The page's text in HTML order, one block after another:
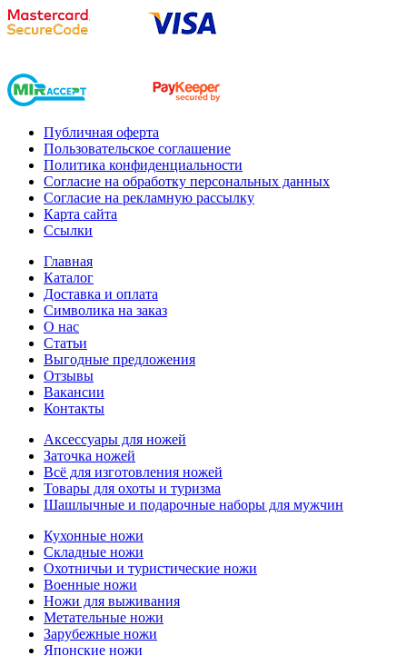
Публичная оферта
Пользовательское соглашение
Политика конфиденциальности
Согласие на обработку персональных данных
Согласие на рекламную рассылку
Карта сайта
Ссылки
Главная
Каталог
Доставка и оплата
Символика на заказ
О нас
Статьи
Выгодные предложения
Отзывы
Вакансии
Контакты
Аксессуары для ножей
Заточка ножей
Всё для изготовления ножей
Товары для охоты и туризма
Шашлычные и подарочные наборы для мужчин
Кухонные ножи
Складные ножи
Охотничьи и туристические ножи
Военные ножи
Ножи для выживания
Метательные ножи
Зарубежные ножи
Японские ножи